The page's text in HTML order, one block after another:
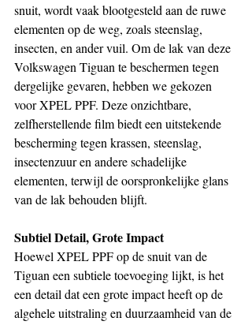
snuit, wordt vaak blootgesteld aan de ruwe
elementen op de weg, zoals steenslag,
insecten, en ander vuil. Om de lak van deze
Volkswagen Tiguan te beschermen tegen
dergelijke gevaren, hebben we gekozen
voor XPEL PPF. Deze onzichtbare,
zelfherstellende film biedt een uitstekende
bescherming tegen krassen, steenslag,
insectenzuur en andere schadelijke
elementen, terwijl de oorspronkelijke glans
van de lak behouden blijft.
Subtiel Detail, Grote Impact
Hoewel XPEL PPF op de snuit van de
Tiguan een subtiele toevoeging lijkt, is het
een detail dat een grote impact heeft op de
algehele uitstraling en duurzaamheid van de